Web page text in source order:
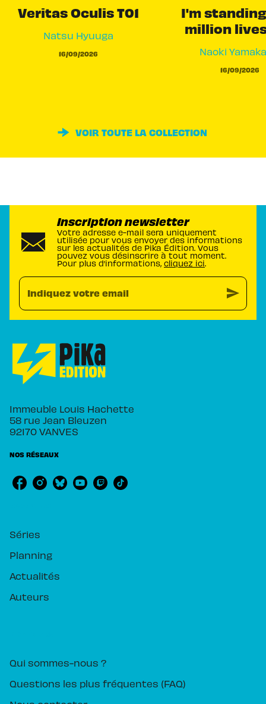
Veritas Oculis T01
Natsu Hyuuga
16/09/2026
I'm
million
Naoki
16/09/2026
VOIR TOUTE LA COLLECTION
Inscription newsletter
Votre adresse e-mail sera uniquement
utilisée pour vous envoyer des informations
sur les actualités de Pika Édition. Vous
pouvez vous désinscrire à tout moment.
Pour plus d’informations, cliquez ici.
Indiquez votre email send
Immeuble Louis Hachette
58 rue Jean Bleuzen
92170 VANVES
NOS RÉSEAUX
Séries
Planning
Actualités
Auteurs
Qui sommes-nous ?
Questions les plus fréquentes (FAQ)